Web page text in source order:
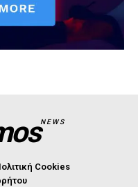
NEWS
Cookies